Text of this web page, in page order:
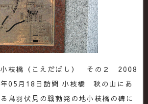
小枝橋（こえだばし） その２ 2008
年05月18日訪問 小枝橋 秋の山にあ
る鳥羽伏見の戦勃発の地小枝橋の碑に